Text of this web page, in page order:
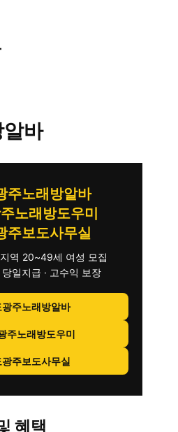
바
주노래방알바
노래방도우미
주보도사무실
역 20~49세 여성 모집
일지급 · 고수익 보장
광주노래방알바
주노래방도우미
주보도사무실
혜택